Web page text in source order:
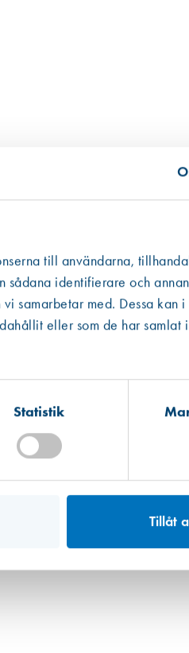
till användarna,
identifierare och
samarbetar med. Dessa kan i
eller som de har samlat
Statistik
Tillåt